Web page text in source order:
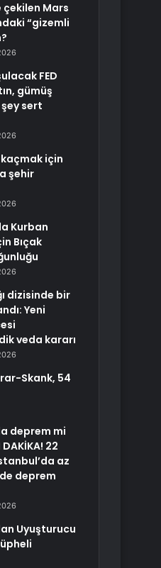
çekilen Mars
“gizemli
FED
gümüş
sert
için
şehir
Kurban
Bıçak
dizisinde bir
Yeni
veda kararı
Skank, 54
deprem mi
22
az
deprem
Uyuşturucu